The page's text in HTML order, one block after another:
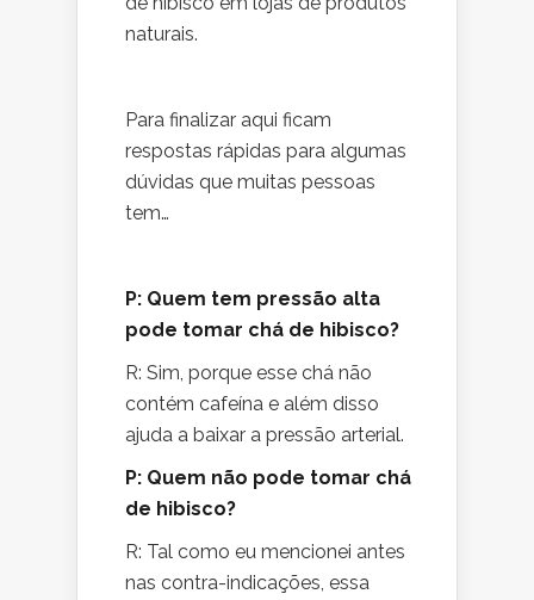
naturais.
Para finalizar aqui ficam
respostas rápidas para algumas
dúvidas que muitas pessoas
tem…
P: Quem tem pressão alta
pode tomar chá de hibisco?
R: Sim, porque esse chá não
contém cafeína e além disso
ajuda a baixar a pressão arterial.
P: Quem não pode tomar chá
de hibisco?
R: Tal como eu mencionei antes
nas contra-indicações, essa